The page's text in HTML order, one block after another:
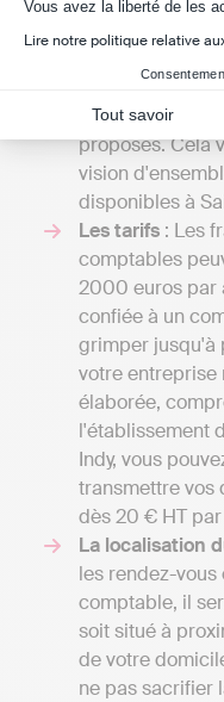
Vous avez la liberté de les
Lire notre politique relative
Tout savoir
du nombre de
aurez la
de comparer
proposés. Cela
vision
disponibles à
Les tarifs : Les
comptables
2000 euros par
confiée à un
grimper jusqu'à
votre
élaborée,
l'établissement
Indy, vous
transmettre vos
dès 20 € HT
La localisation
les rendez-
comptable, il
soit situé à
de votre
ne pas sacrifier